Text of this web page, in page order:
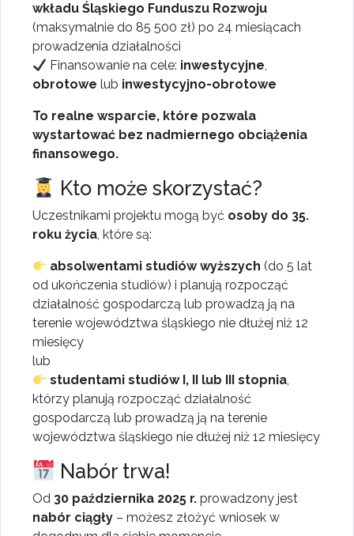
wkładu Śląskiego Funduszu Rozwoju
(maksymalnie do 85 500 zł) po 24 miesiącach
prowadzenia działalności
Finansowanie na cele: inwestycyjne,
obrotowe lub inwestycyjno-obrotowe
To realne wsparcie, które pozwala
wystartować bez nadmiernego obciążenia
finansowego.
Kto może skorzystać?
Uczestnikami projektu mogą być osoby do 35.
roku życia, które są:
absolwentami studiów wyższych (do 5 lat
od ukończenia studiów) i planują rozpocząć
działalność gospodarczą lub prowadzą ją na
terenie województwa śląskiego nie dłużej niż 12
miesięcy
lub
studentami studiów I, II lub III stopnia,
którzy planują rozpocząć działalność
gospodarczą lub prowadzą ją na terenie
województwa śląskiego nie dłużej niż 12 miesięcy
Nabór trwa!
Od 30 października 2025 r. prowadzony jest
nabór ciągły – możesz złożyć wniosek w